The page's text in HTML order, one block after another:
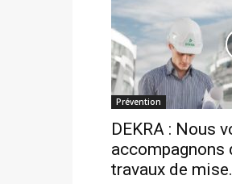
Prévention
DEKRA : Nous
accompagnons
travaux de